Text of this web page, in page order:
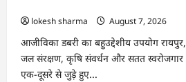
lokesh sharma
August 7, 2026
आजीविका डबरी का बहुउद्देशीय उपयोग रायपुर,
जल संरक्षण, कृषि संवर्धन और सतत स्वरोजगार
एक-दूसरे से जुड़े हुए...